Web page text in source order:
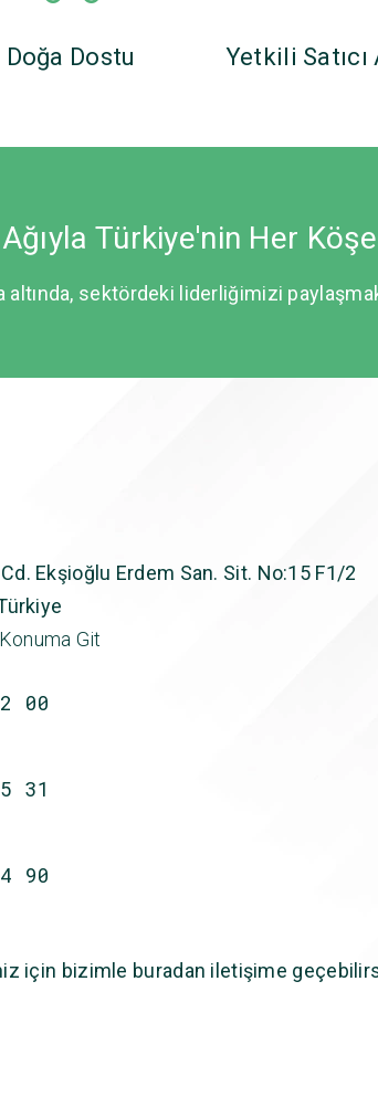
Doğa Dostu Yetkili Satıcı
Türkiye'nin Her
altında, sektördeki liderliğimizi
Ekşioğlu Erdem San. Sit. No:15 F1/2
Git
00
31
90
için bizimle buradan iletişime